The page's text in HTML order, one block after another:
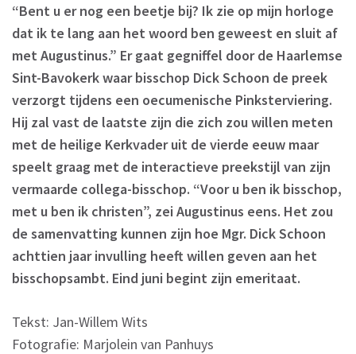
“Bent u er nog een beetje bij? Ik zie op mijn horloge
dat ik te lang aan het woord ben geweest en sluit af
met Augustinus.” Er gaat gegniffel door de Haarlemse
Sint-Bavokerk waar bisschop Dick Schoon de preek
verzorgt tijdens een oecumenische Pinksterviering.
Hij zal vast de laatste zijn die zich zou willen meten
met de heilige Kerkvader uit de vierde eeuw maar
speelt graag met de interactieve preekstijl van zijn
vermaarde collega-bisschop. “Voor u ben ik bisschop,
met u ben ik christen”, zei Augustinus eens. Het zou
de samenvatting kunnen zijn hoe Mgr. Dick Schoon
achttien jaar invulling heeft willen geven aan het
bisschopsambt. Eind juni begint zijn emeritaat.
Tekst: Jan-Willem Wits
Fotografie: Marjolein van Panhuys